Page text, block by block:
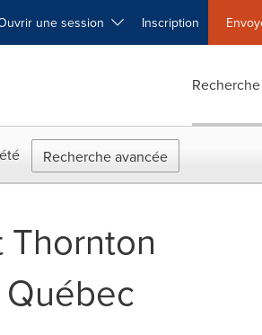
une session Inscription
Recherche
Recherche avancée
Thornton